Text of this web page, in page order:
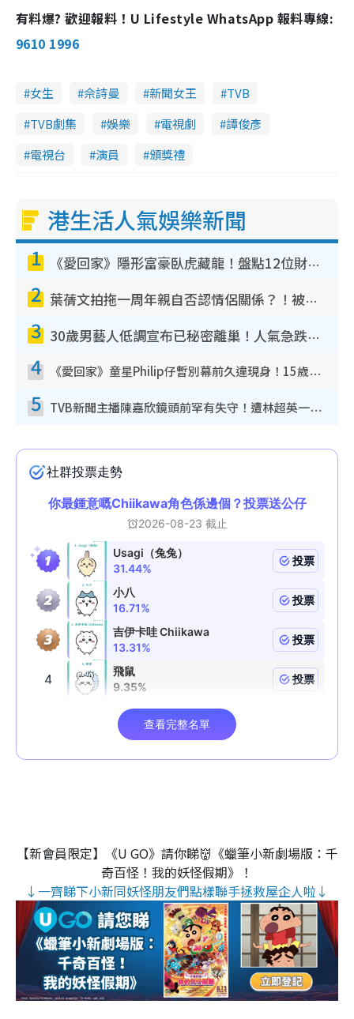
T
有料爆? 歡迎報料！U Lifestyle WhatsApp 報料專線:
9610 1996
女生 佘詩曼 新聞女王
TVB
TVB劇集
娛樂 電視劇
譚俊彥
電視台
演員 頒獎禮
港生活人氣娛樂新聞
1 《愛回家》隱形富豪臥虎藏龍！盤點12位財氣逼人的有錢藝人：呢位靚女3億身家唔憂做
2 葉蒨文拍拖一周年親自否認情侶關係？！被質疑感情造假竟稱GM「普通同事」
3 30歲男藝人低調宣布已秘密離巢！人氣急跌變失蹤人口︰「這幾年過得並不容易」
4 《愛回家》童星Philip仔暫別幕前久違現身！15歲近況暴風長高蛻變帥氣少男
5 TVB新聞主播陳嘉欣鏡頭前罕有失守！遭林超英一句說話突襲嚇親當場大笑
【新會員限定】《U GO》請你睇👹《蠟筆小新劇場版：千
奇百怪！我的妖怪假期》！
↓一齊睇下小新同妖怪朋友們點樣聯手拯救屋企人啦↓